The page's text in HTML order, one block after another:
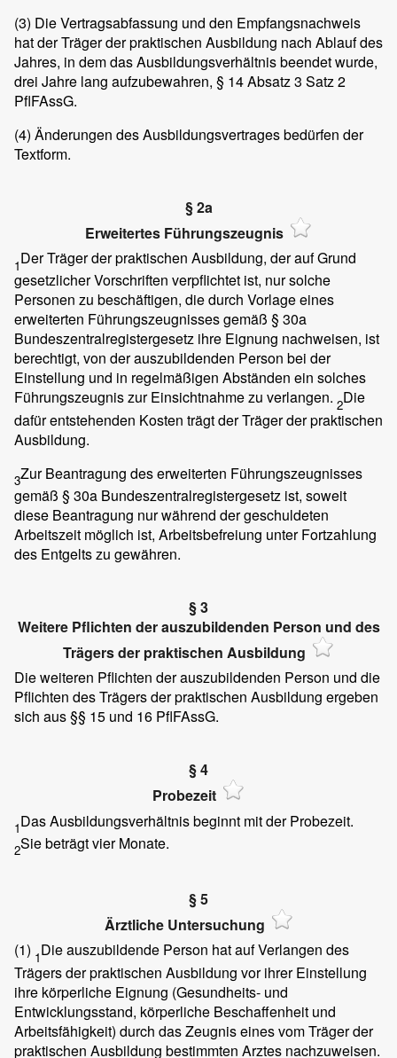
(3) Die Vertragsabfassung und den Empfangsnachweis
hat der Träger der praktischen Ausbildung nach Ablauf des
Jahres, in dem das Ausbildungsverhältnis beendet wurde,
drei Jahre lang aufzubewahren, § 14 Absatz 3 Satz 2
PflFAssG.
(4) Änderungen des Ausbildungsvertrages bedürfen der
Textform.
§ 2a
Erweitertes Führungszeugnis
1Der Träger der praktischen Ausbildung, der auf Grund
gesetzlicher Vorschriften verpflichtet ist, nur solche
Personen zu beschäftigen, die durch Vorlage eines
erweiterten Führungszeugnisses gemäß § 30a
Bundeszentralregistergesetz ihre Eignung nachweisen, ist
berechtigt, von der auszubildenden Person bei der
Einstellung und in regelmäßigen Abständen ein solches
Führungszeugnis zur Einsichtnahme zu verlangen. 2Die
dafür entstehenden Kosten trägt der Träger der praktischen
Ausbildung.
3Zur Beantragung des erweiterten Führungszeugnisses
gemäß § 30a Bundeszentralregistergesetz ist, soweit
diese Beantragung nur während der geschuldeten
Arbeitszeit möglich ist, Arbeitsbefreiung unter Fortzahlung
des Entgelts zu gewähren.
§ 3
Weitere Pflichten der auszubildenden Person und des
Trägers der praktischen Ausbildung
Die weiteren Pflichten der auszubildenden Person und die
Pflichten des Trägers der praktischen Ausbildung ergeben
sich aus §§ 15 und 16 PflFAssG.
§ 4
Probezeit
1Das Ausbildungsverhältnis beginnt mit der Probezeit.
2Sie beträgt vier Monate.
§ 5
Ärztliche Untersuchung
(1) 1Die auszubildende Person hat auf Verlangen des
Trägers der praktischen Ausbildung vor ihrer Einstellung
ihre körperliche Eignung (Gesundheits- und
Entwicklungsstand, körperliche Beschaffenheit und
Arbeitsfähigkeit) durch das Zeugnis eines vom Träger der
praktischen Ausbildung bestimmten Arztes nachzuweisen.